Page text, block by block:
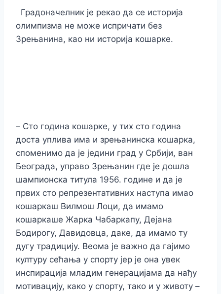
Градоначелник је рекао да се историја
олимпизма не може испричати без
Зрењанина, као ни историја кошарке.
– Сто година кошарке, у тих сто година
доста уплива има и зрењанинска кошарка,
споменимо да је једини град у Србији, ван
Београда, управо Зрењанин где је дошла
шампионска титула 1956. године и да је
првих сто репрезентативних наступа имао
кошаркаш Вилмош Лоци, да имамо
кошаркаше Жарка Чабаркапу, Дејана
Бодирогу, Давидовца, даке, да имамо ту
дугу традицију. Веома је важно да гајимо
културу сећања у спорту јер је она увек
инспирација младим генерацијама да нађу
мотивацију, како у спорту, тако и у животу –